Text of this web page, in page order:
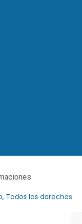
Todos los derechos